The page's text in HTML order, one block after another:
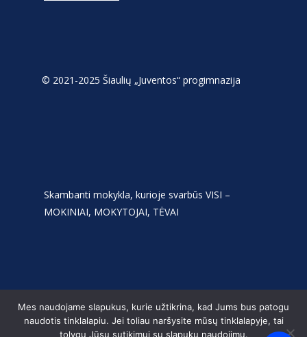
© 2021-2025 Šiaulių „Juventos“ progimnazija
Skambanti mokykla, kurioje svarbūs VISI –
MOKINIAI, MOKYTOJAI, TĖVAI
Mes naudojame slapukus, kurie užtikrina, kad Jums bus patogu
naudotis tinklalapiu. Jei toliau naršysite mūsų tinklalapyje, tai
tolygu Jūsų sutikimui su slapukų naudojimu.